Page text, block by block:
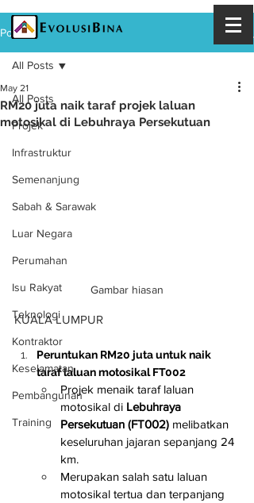
Post
All Posts
Projek
Infrastruktur
Semenanjung
Sabah & Sarawak
Luar Negara
Perumahan
Isu Rakyat
Teknologi
Kontraktor
Keselamatan
Pembangunan
Training
All Posts
RM20 juta naik taraf projek laluan
motosikal di Lebuhraya Persekutuan
May 21
Gambar hiasan
KUALA LUMPUR
Peruntukan RM20 juta untuk naik
taraf laluan motosikal FT002
Projek menaik taraf laluan
motosikal di Lebuhraya
Persekutuan (FT002) melibatkan
keseluruhan jajaran sepanjang 24
km.
Merupakan salah satu laluan
motosikal tertua dan terpanjang